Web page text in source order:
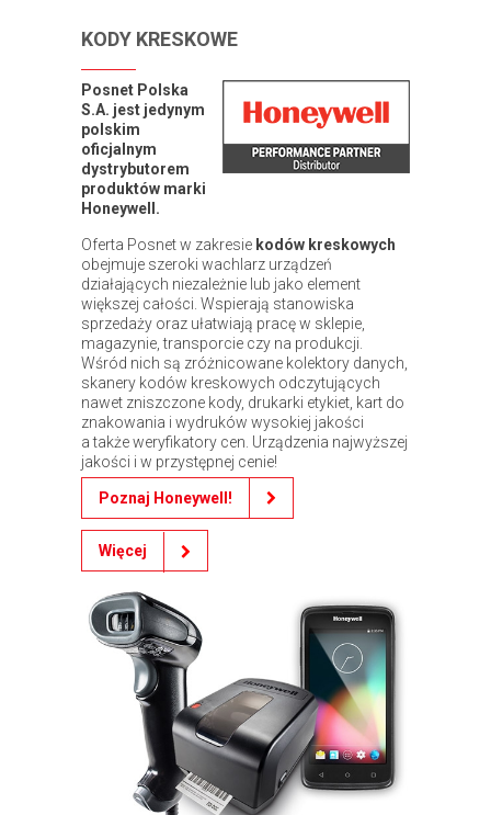
KODY KRESKOWE
Posnet Polska
S.A. jest jedynym
polskim
oficjalnym
dystrybutorem
produktów marki
Honeywell.
Oferta Posnet w zakresie kodów kreskowych
obejmuje szeroki wachlarz urządzeń
działających niezależnie lub jako element
większej całości. Wspierają stanowiska
sprzedaży oraz ułatwiają pracę w sklepie,
magazynie, transporcie czy na produkcji.
Wśród nich są zróżnicowane kolektory danych,
skanery kodów kreskowych odczytujących
nawet zniszczone kody, drukarki etykiet, kart do
znakowania i wydruków wysokiej jakości
a także weryfikatory cen. Urządzenia najwyższej
jakości i w przystępnej cenie!
Poznaj Honeywell!
Więcej